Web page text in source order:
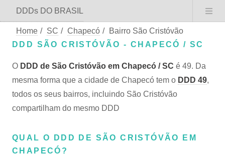
DDDs DO BRASIL
Home / SC / Chapecó /
Bairro São Cristóvão
DDD SÃO CRISTÓVÃO - CHAPECÓ / SC
O DDD de São Cristóvão em Chapecó / SC é 49. Da
mesma forma que a cidade de Chapecó tem o DDD 49,
todos os seus bairros, incluindo São Cristóvão
compartilham do mesmo DDD
QUAL O DDD DE SÃO CRISTÓVÃO EM
CHAPECÓ?